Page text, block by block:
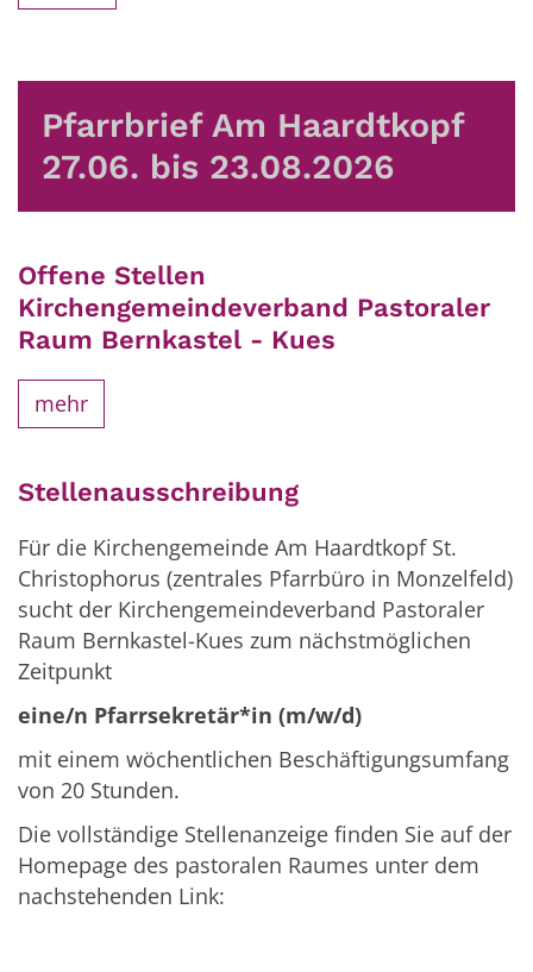
Pfarrbrief Am Haardtkopf
27.06. bis 23.08.2026
Offene Stellen
Kirchengemeindeverband Pastoraler
Raum Bernkastel - Kues
mehr
Stellenausschreibung
Für die Kirchengemeinde Am Haardtkopf St.
Christophorus (zentrales Pfarrbüro in Monzelfeld)
sucht der Kirchengemeindeverband Pastoraler
Raum Bernkastel-Kues zum nächstmöglichen
Zeitpunkt
eine/n Pfarrsekretär*in (m/w/d)
mit einem wöchentlichen Beschäftigungsumfang
von 20 Stunden.
Die vollständige Stellenanzeige finden Sie auf der
Homepage des pastoralen Raumes unter dem
nachstehenden Link: